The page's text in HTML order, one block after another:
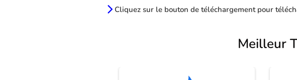
Cliquez sur le bouton de téléchargement pour
Meilleur